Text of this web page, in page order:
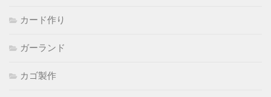
カード作り
ガーランド
カゴ製作